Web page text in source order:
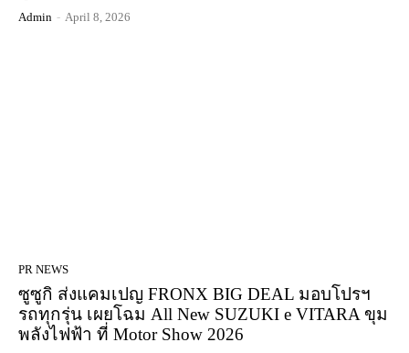
Admin - April 8, 2026
PR NEWS
ซูซูกิ ส่งแคมเปญ FRONX BIG DEAL มอบโปรฯ
รถทุกรุ่น เผยโฉม All New SUZUKI e VITARA ขุม
พลังไฟฟ้า ที่ Motor Show 2026